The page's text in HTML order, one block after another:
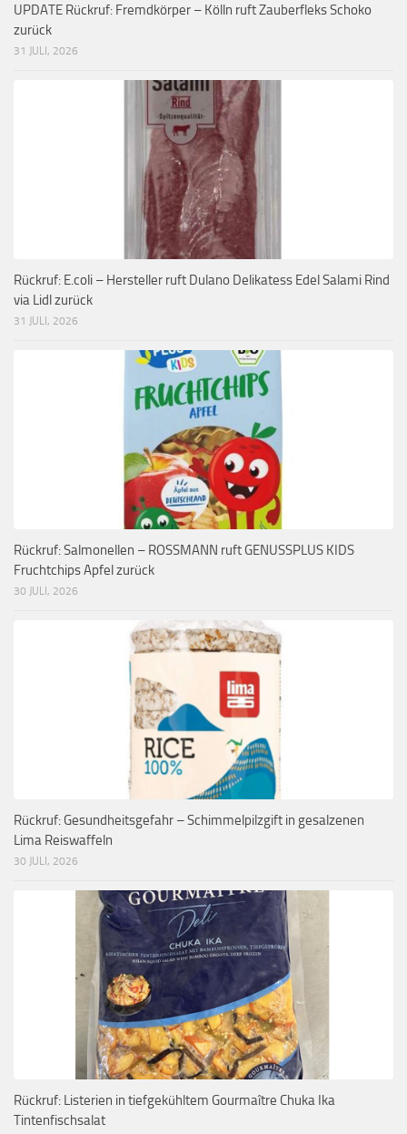
UPDATE Rückruf: Fremdkörper – Kölln ruft Zauberfleks Schoko
zurück
31 JULI, 2026
Rückruf: E.coli – Hersteller ruft Dulano Delikatess Edel Salami Rind
via Lidl zurück
31 JULI, 2026
Rückruf: Salmonellen – ROSSMANN ruft GENUSSPLUS KIDS
Fruchtchips Apfel zurück
30 JULI, 2026
Rückruf: Gesundheitsgefahr – Schimmelpilzgift in gesalzenen
Lima Reiswaffeln
30 JULI, 2026
Rückruf: Listerien in tiefgekühltem Gourmaître Chuka Ika
Tintenfischsalat